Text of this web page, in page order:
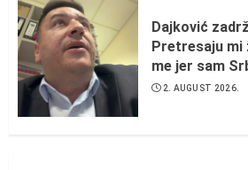
Dajković
Pretresaju mi
me jer sam
2. AUGUST 2026.